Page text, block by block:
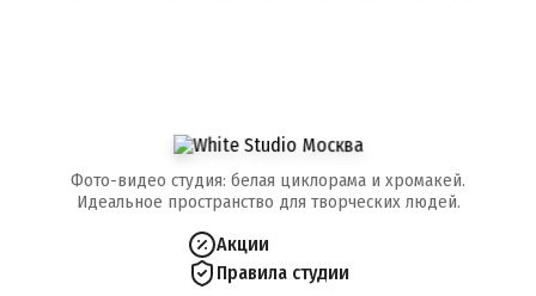
Фото-видео студия: белая циклорама и хромакей.
Идеальное пространство для творческих людей.
Акции
Правила студии